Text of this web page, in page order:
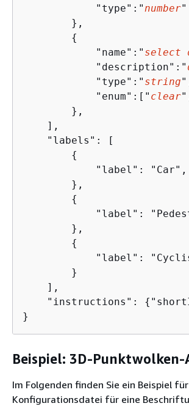
            "type":"
number"
        },
{
            "name":"
select
            "description":"
            "type":"
string
            "enum":["
clear
        },
    ],
    "labels": [
{
            "label": "Car",
        },
{
"label":
        },
{
"label":
        }
    ],
    "instructions":
{
}
Beispiel: 3D-Punktwolken-
Im Folgenden finden Sie ein Beispiel
Konfigurationsdatei für eine